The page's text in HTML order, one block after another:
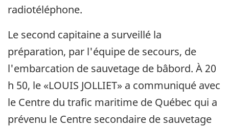
radiotéléphone.
Le second capitaine a surveillé la
préparation, par l'équipe de secours, de
l'embarcation de sauvetage de bâbord. À 20
h 50, le «LOUIS JOLLIET» a communiqué avec
le Centre du trafic maritime de Québec qui a
prévenu le Centre secondaire de sauvetage